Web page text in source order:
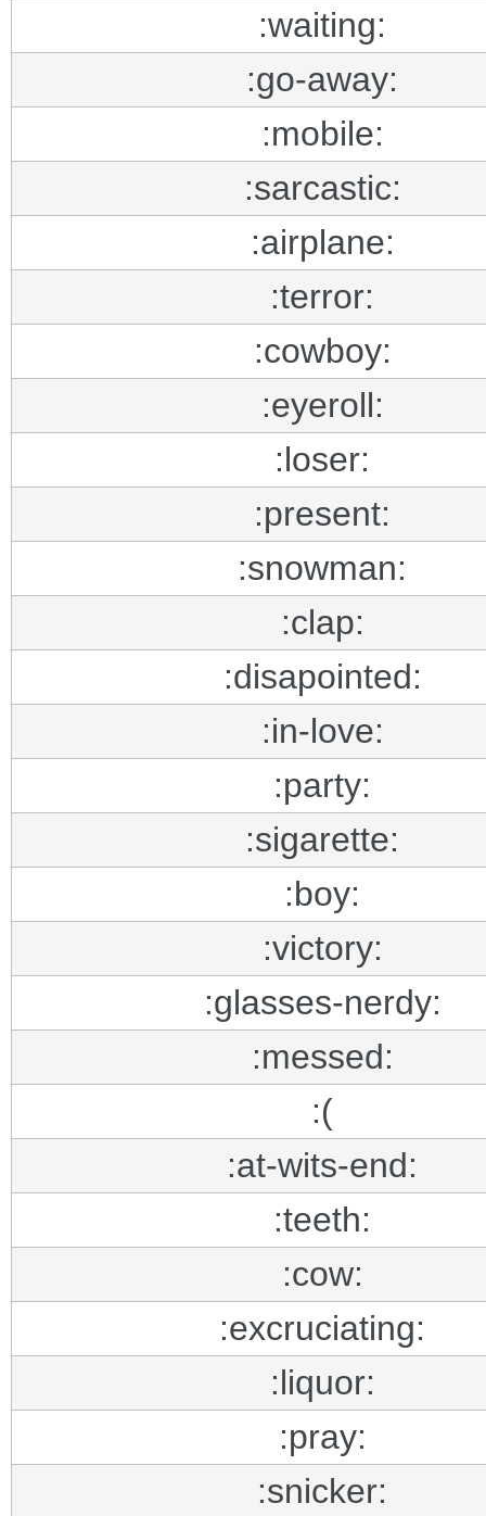
:waiting:
:go-away:
:mobile:
:sarcastic:
:airplane:
:terror:
:cowboy:
:eyeroll:
:loser:
:present:
:snowman:
:clap:
:disapointed:
:in-love:
:party:
:sigarette:
:boy:
:victory:
:glasses-nerdy:
:messed:
:(
:at-wits-end:
:teeth:
:cow:
:excruciating:
:liquor:
:pray:
:snicker: